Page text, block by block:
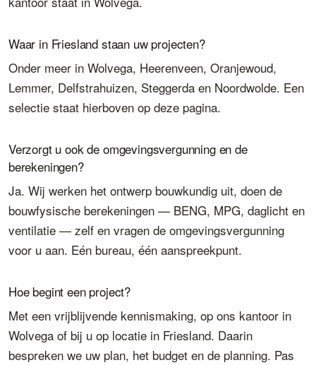
Waar in Friesland staan uw projecten?
Onder meer in Wolvega, Heerenveen, Oranjewoud,
Lemmer, Delfstrahuizen, Steggerda en Noordwolde. Een
selectie staat hierboven op deze pagina.
Verzorgt u ook de omgevingsvergunning en de
berekeningen?
Ja. Wij werken het ontwerp bouwkundig uit, doen de
bouwfysische berekeningen — BENG, MPG, daglicht en
ventilatie — zelf en vragen de omgevingsvergunning
voor u aan. Eén bureau, één aanspreekpunt.
Hoe begint een project?
Met een vrijblijvende kennismaking, op ons kantoor in
Wolvega of bij u op locatie in Friesland. Daarin
bespreken we uw plan, het budget en de planning. Pas